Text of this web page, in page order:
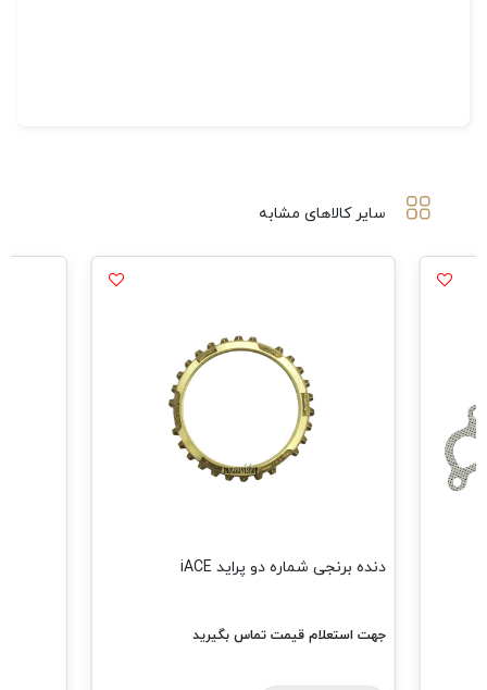
سایر کالاهای مشابه
دنده برنجی شماره دو پراید iACE
جهت استعلام قیمت تماس بگیرید